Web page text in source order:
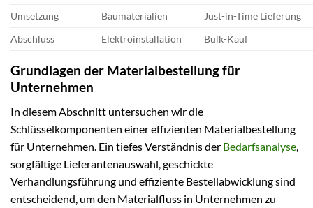
Umsetzung Baumaterialien
Just-in-Time Lieferung
Abschluss
Elektroinstallation Bulk-Kauf
Grundlagen der Materialbestellung für
Unternehmen
In diesem Abschnitt untersuchen wir die
Schlüsselkomponenten einer effizienten Materialbestellung
für Unternehmen. Ein tiefes Verständnis der Bedarfsanalyse,
sorgfältige Lieferantenauswahl, geschickte
Verhandlungsführung und effiziente Bestellabwicklung sind
entscheidend, um den Materialfluss in Unternehmen zu